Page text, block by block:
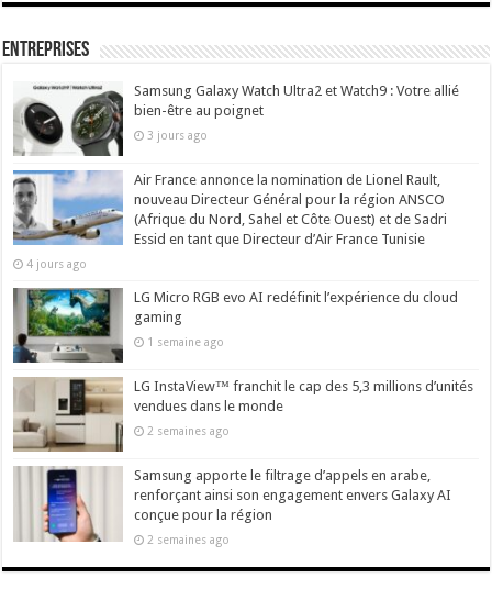
Entreprises
Samsung Galaxy Watch Ultra2 et Watch9 : Votre allié
bien-être au poignet
3 jours ago
Air France annonce la nomination de Lionel Rault,
nouveau Directeur Général pour la région ANSCO
(Afrique du Nord, Sahel et Côte Ouest) et de Sadri
Essid en tant que Directeur d’Air France Tunisie
4 jours ago
LG Micro RGB evo AI redéfinit l’expérience du cloud
gaming
1 semaine ago
LG InstaView™ franchit le cap des 5,3 millions d’unités
vendues dans le monde
2 semaines ago
Samsung apporte le filtrage d’appels en arabe,
renforçant ainsi son engagement envers Galaxy AI
conçue pour la région
2 semaines ago